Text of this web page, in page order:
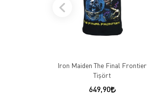
Iron Maiden The Final Frontier
Tişört
649,90